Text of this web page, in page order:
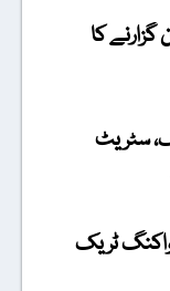
کا
سٹریٹ
ٹریک